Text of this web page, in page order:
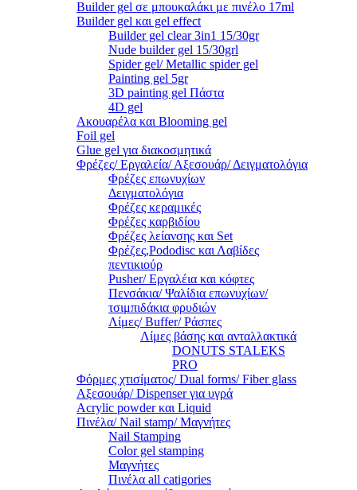
Builder gel σε μπουκαλάκι με πινέλο 17ml
Builder gel και gel effect
Builder gel clear 3in1 15/30gr
Nude builder gel 15/30grl
Spider gel/ Metallic spider gel
Painting gel 5gr
3D painting gel Πάστα
4D gel
Ακουαρέλα και Blooming gel
Foil gel
Glue gel για διακοσμητικά
Φρέζες/ Εργαλεία/ Αξεσουάρ/ Δειγματολόγια
Φρέζες επωνυχίων
Δειγματολόγια
Φρέζες κεραμικές
Φρέζες καρβιδίου
Φρέζες λείανσης και Set
Φρέζες,Pododisc και Λαβίδες
πεντικιούρ
Pusher/ Εργαλέια και κόφτες
Πενσάκια/ Ψαλίδια επωνυχίων/
τσιμπιδάκια φρυδιών
Λίμες/ Buffer/ Ράσπες
Λίμες βάσης και ανταλλακτικά
DONUTS STALEKS
PRO
Φόρμες χτισίματος/ Dual forms/ Fiber glass
Αξεσουάρ/ Dispenser για υγρά
Acrylic powder και Liquid
Πινέλα/ Nail stamp/ Μαγνήτες
Nail Stamping
Color gel stamping
Μαγνήτες
Πινέλα all catigories